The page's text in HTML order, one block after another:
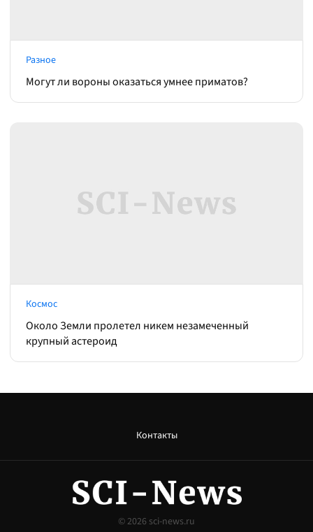
Разное
Могут ли вороны оказаться умнее приматов?
Космос
Около Земли пролетел никем незамеченный
крупный астероид
Контакты
© 2026 sci-news.ru